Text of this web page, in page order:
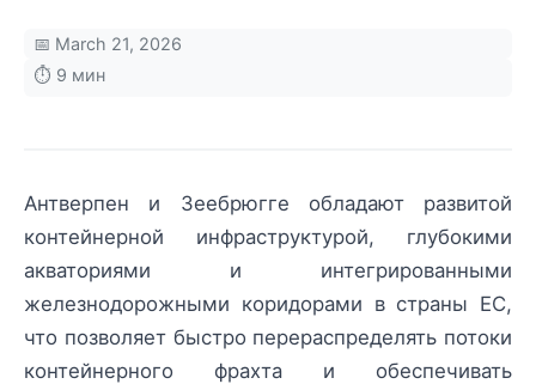
📅 March 21, 2026
⏱️ 9 мин
Антверпен и Зеебрюгге обладают развитой
контейнерной инфраструктурой, глубокими
акваториями и интегрированными
железнодорожными коридорами в страны ЕС,
что позволяет быстро перераспределять потоки
контейнерного фрахта и обеспечивать